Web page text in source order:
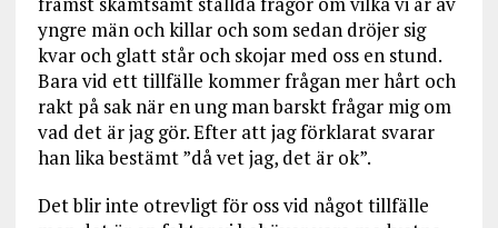
yngre män och killar och som sedan dröjer sig
kvar och glatt står och skojar med oss en stund.
Bara vid ett tillfälle kommer frågan mer hårt och
rakt på sak när en ung man barskt frågar mig om
vad det är jag gör. Efter att jag förklarat svarar
han lika bestämt ”då vet jag, det är ok”.
Det blir inte otrevligt för oss vid något tillfälle